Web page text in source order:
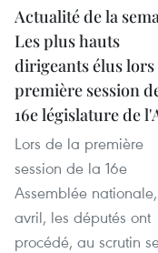
Actualité de la
Les plus hauts
dirigeants élus lors
première session
16e législature de
Lors de la première
session de la 16e
Assemblée
avril, les députés ont
procédé, au scrutin